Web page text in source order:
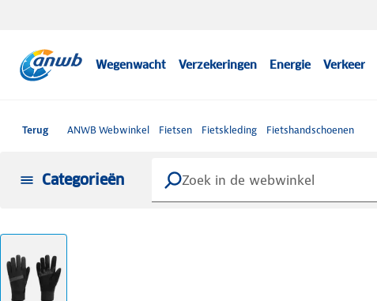
Wegenwacht Verzekeringen Energie Verkeer
Terug ANWB Webwinkel Fietsen Fietskleding Fietshandschoenen
Categorieën